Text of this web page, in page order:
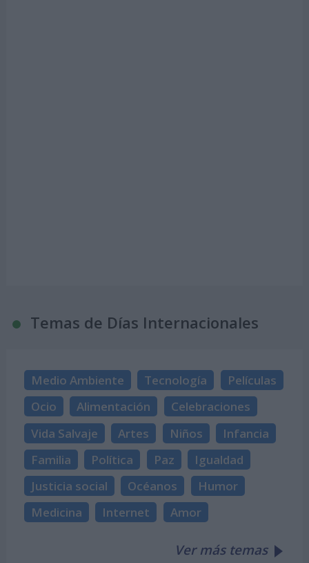
Temas de Días Internacionales
Medio Ambiente Tecnología
Películas
Ocio
Alimentación
Celebraciones
Vida Salvaje
Artes Niños
Infancia
Familia
Política Paz
Igualdad
Justicia social
Océanos
Humor
Medicina
Internet Amor
Ver más temas